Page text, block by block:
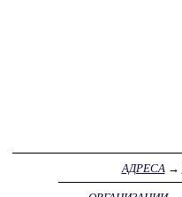
АДРЕСА →